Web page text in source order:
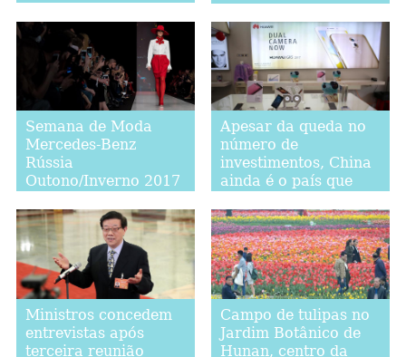
Semana de Moda
Mercedes-Benz
Rússia
Outono/Inverno 2017
Apesar da queda no
número de
investimentos, China
ainda é o país que
Myanmar
Ministros concedem
entrevistas após
terceira reunião
Campo de tulipas no
Jardim Botânico de
Hunan, centro da